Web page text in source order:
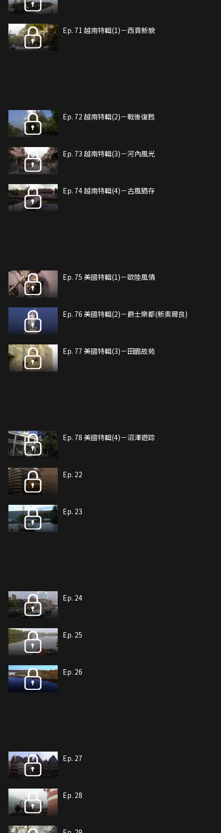
Ep. 71 越南特輯(1)－西貢新貌
Ep. 72 越南特輯(2)－戰後復甦
Ep. 73 越南特輯(3)－河內風光
Ep. 74 越南特輯(4)－古風猶存
Ep. 75 美國特輯(1)－歐陸風情
Ep. 76 美國特輯(2)－爵士樂都(新奧爾良)
Ep. 77 美國特輯(3)－田園故苑
Ep. 78 美國特輯(4)－沼澤遊踪
Ep. 22
Ep. 23
Ep. 24
Ep. 25
Ep. 26
Ep. 27
Ep. 28